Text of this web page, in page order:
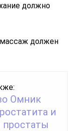
должно
должен
Омник
и